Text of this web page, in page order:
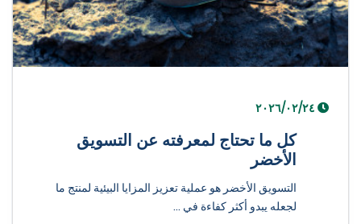
كل ما تحتاج لمعرفته عن التسويق
الأخضر
التسويق الأخضر هو عملية تعزيز المزايا البيئية لمنتج ما
لجعله يبدو أكثر كفاءة في ...